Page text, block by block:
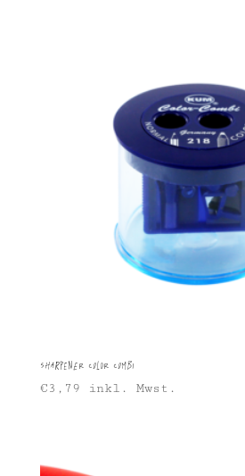
Sharpener Color Combi
€3,79 inkl. Mwst.